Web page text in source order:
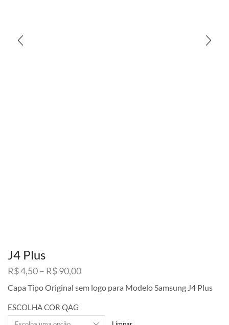
J4 Plus
R$4,50– R$90,00Faixa
preço:
através
Capa Tipo Original sem logo para Modelo Samsung J4 Plus
ESCOLHA COR QAG